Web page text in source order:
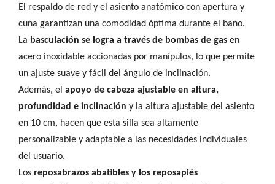
El respaldo de red y el asiento anatómico con apertura y
cuña garantizan una comodidad óptima durante el baño.
La basculación se logra a través de bombas de gas en
acero inoxidable accionadas por manípulos, lo que permite
un ajuste suave y fácil del ángulo de inclinación.
Además, el apoyo de cabeza ajustable en altura,
profundidad e inclinación y la altura ajustable del asiento
en 10 cm, hacen que esta silla sea altamente
personalizable y adaptable a las necesidades individuales
del usuario.
Los reposabrazos abatibles y los reposapiés